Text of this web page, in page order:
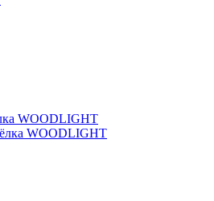
WOODLIGHT
WOODLIGHT